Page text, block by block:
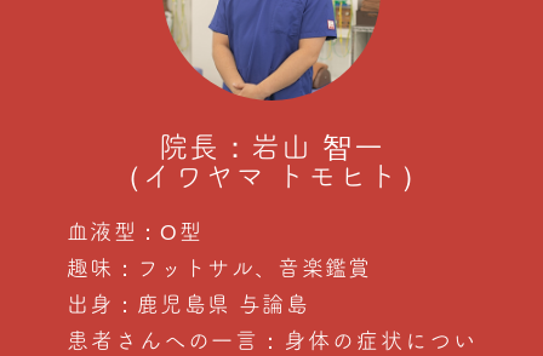
院長：岩山 智一
（イワヤマ トモヒト）
血液型：O型
趣味：フットサル、音楽鑑賞
出身：鹿児島県 与論島
患者さんへの一言：身体の症状につい